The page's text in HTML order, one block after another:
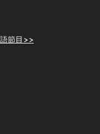
節目>>